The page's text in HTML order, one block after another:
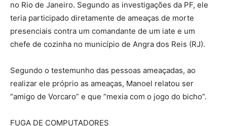
no Rio de Janeiro. Segundo as investigações da PF, ele
teria participado diretamente de ameaças de morte
presenciais contra um comandante de um iate e um
chefe de cozinha no município de Angra dos Reis (RJ).
Segundo o testemunho das pessoas ameaçadas, ao
realizar ele próprio as ameaças, Manoel relatou ser
“amigo de Vorcaro” e que “mexia com o jogo do bicho”.
FUGA DE COMPUTADORES